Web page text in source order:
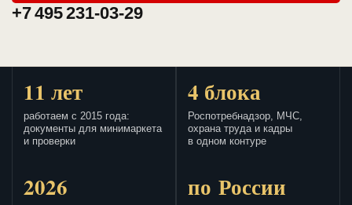
+7 495 231-03-29
11 лет
работаем с 2015 года:
документы для минимаркета
и проверки
4 блока
Роспотребнадзор, МЧС,
охрана труда и кадры
в одном контуре
2026 по России